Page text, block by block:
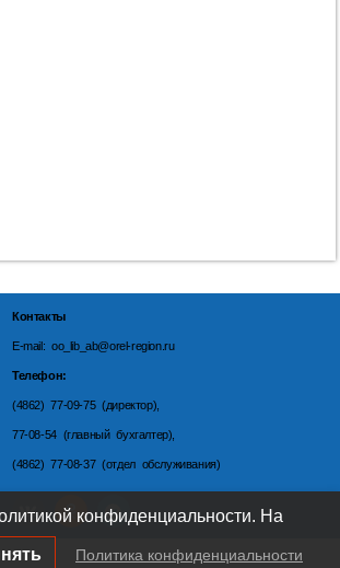
Контакты
E-mail: oo_lib_ab@orel-region.ru
Телефон:
(4862) 77-09-75 (директор),
77-08-54 (главный бухгалтер),
(4862) 77-08-37 (отдел обслуживания)
конфиденциальности. На
Политика конфиденциальности